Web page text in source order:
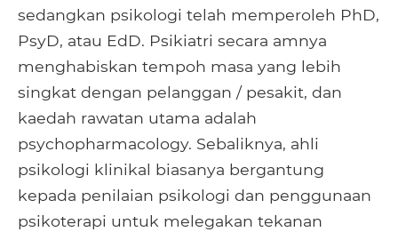
sedangkan psikologi telah memperoleh PhD,
PsyD, atau EdD. Psikiatri secara amnya
menghabiskan tempoh masa yang lebih
singkat dengan pelanggan / pesakit, dan
kaedah rawatan utama adalah
psychopharmacology. Sebaliknya, ahli
psikologi klinikal biasanya bergantung
kepada penilaian psikologi dan penggunaan
psikoterapi untuk melegakan tekanan